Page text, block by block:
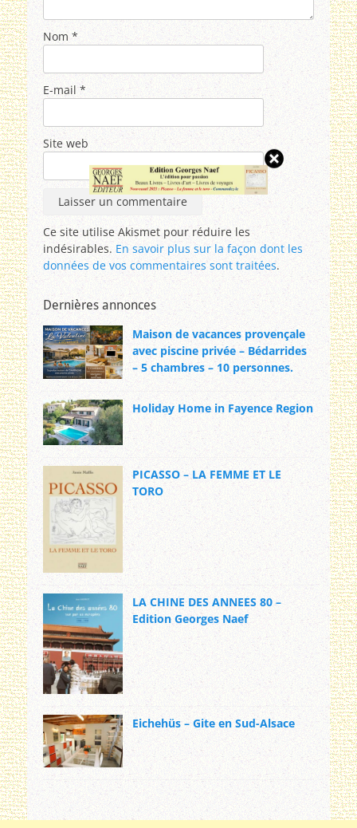
Nom*
E-mail*
Site web
Ce site utilise Akismet pour réduire les
indésirables.En savoir plus sur la façon dont les
données de vos commentaires sont traitées.
Dernières annonces
Maison de vacances provençale
avec piscine privée – Bédarrides
– 5 chambres – 10 personnes.
Holiday Home in Fayence Region
PICASSO – LA FEMME ET LE
TORO
LA CHINE DES ANNEES 80 –
Edition Georges Naef
Eichehüs – Gite en Sud-Alsace